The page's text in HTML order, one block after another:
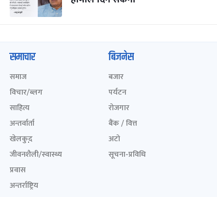
समाचार
समाज
विचार/ब्लग
साहित्य
अन्तर्वार्ता
खेलकुद़़
जीवनशैली/स्वास्थ्य
प्रवास
अन्तर्राष्ट्रिय
बिजनेस
बजार
पर्यटन
रोजगार
बैंक / वित्त
अटो
सूचना-प्रविधि